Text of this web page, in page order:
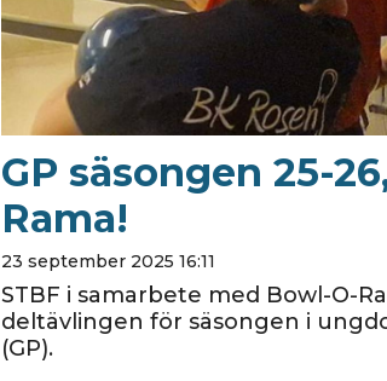
GP säsongen 25-
Rama!
23 september 2025 16:11
STBF i samarbete med Bowl-O-
deltävlingen för säsongen i
(GP).